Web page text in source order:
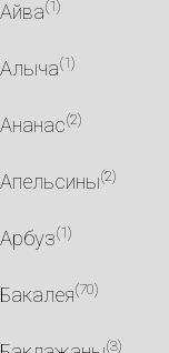
Айва(1)
Алыча(1)
Ананас(2)
Апельсины(2)
Арбуз(1)
Бакалея(70)
(3)